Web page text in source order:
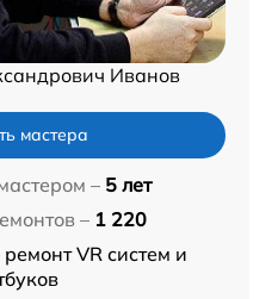
Иванов
мастера
– 5 лет
– 1 220
ремонт VR систем и